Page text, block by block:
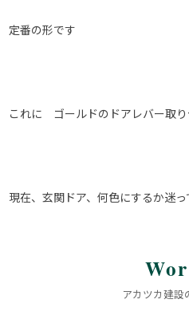
定番の形です
これに ゴールドのドアレバー取
現在、玄関ドア、何色にするか迷っ
アカツカ建設